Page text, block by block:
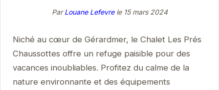
ParLouane Lefevrele 15 mars 2024
Niché au cœur de Gérardmer, le Chalet Les Prés
Chaussottes offre un refuge paisible pour des
vacances inoubliables. Profitez du calme de la
nature environnante et des équipements